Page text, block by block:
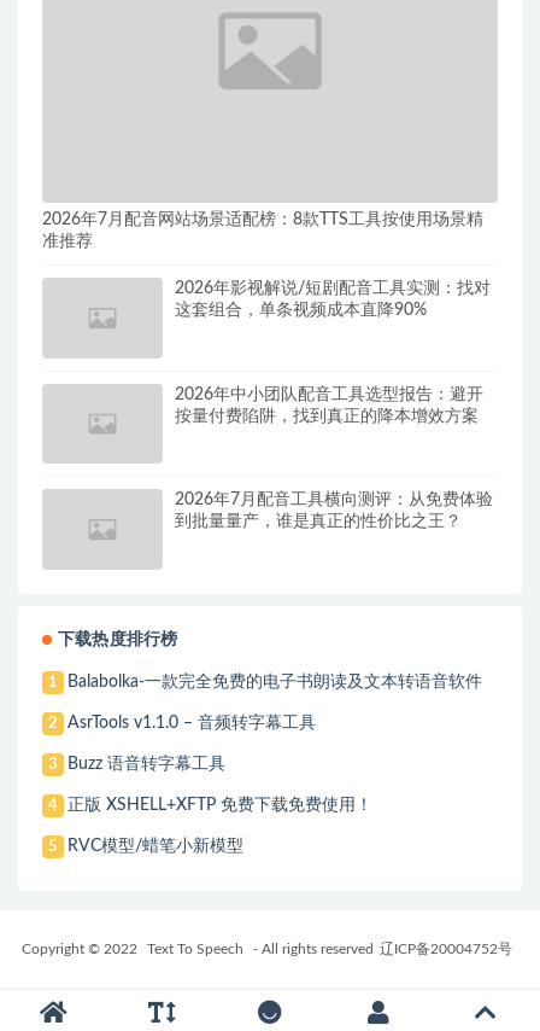
2026年7月配音网站场景适配榜：8款TTS工具按使用场景精
准推荐
2026年影视解说/短剧配音工具实测：找对
这套组合，单条视频成本直降90%
2026年中小团队配音工具选型报告：避开
按量付费陷阱，找到真正的降本增效方案
2026年7月配音工具横向测评：从免费体验
到批量量产，谁是真正的性价比之王？
下载热度排行榜
1 Balabolka-一款完全免费的电子书朗读及文本转语音软件
2 AsrTools v1.1.0 – 音频转字幕工具
3 Buzz 语音转字幕工具
4 正版 XSHELL+XFTP 免费下载免费使用！
5 RVC模型/蜡笔小新模型
Copyright © 2022 Text To Speech - All rights reserved 辽ICP备20004752号